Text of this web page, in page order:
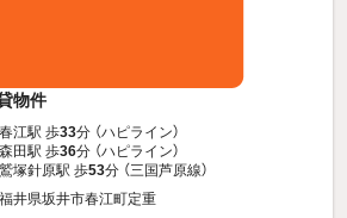
物件
春江駅 歩33分 （ハピライン）
森田駅 歩36分 （ハピライン）
鷲塚針原駅 歩53分 （三国芦原線）
福井県坂井市春江町定重